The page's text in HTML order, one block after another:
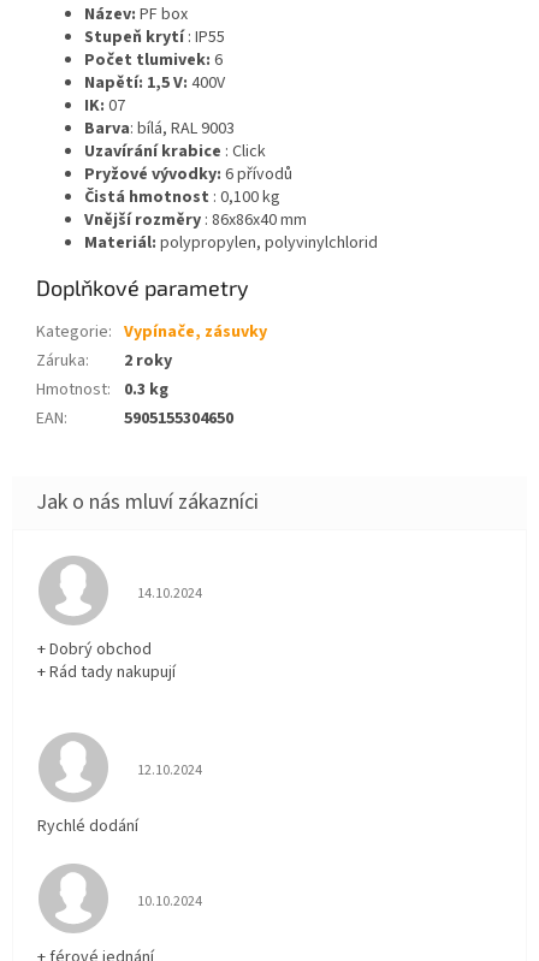
Název: PF box
Stupeň krytí: IP55
Počet tlumivek: 6
Napětí: 1,5 V: 400V
IK: 07
Barva: bílá, RAL 9003
Uzavírání krabice : Click
Pryžové vývodky: 6 přívodů
Čistá hmotnost : 0,100 kg
Vnější rozměry : 86x86x40 mm
Materiál: polypropylen, polyvinylchlorid
Doplňkové parametry
Kategorie: Vypínače, zásuvky
Záruka:
2 roky
Hmotnost:
0.3 kg
EAN: 5905155304650
Hodnocení obchodu je 5 z 5 hvězdiček.
14.10.2024
+ Dobrý obchod
+ Rád tady nakupují
Hodnocení obchodu je 5 z 5 hvězdiček.
12.10.2024
Rychlé dodání
Hodnocení obchodu je 5 z 5 hvězdiček.
10.10.2024